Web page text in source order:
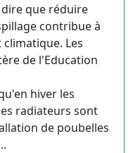
que réduire
contribue à
Les
de l'Education
hiver les
radiateurs sont
de poubelles